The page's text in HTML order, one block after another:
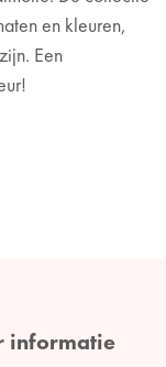
en kleuren,
Een
informatie